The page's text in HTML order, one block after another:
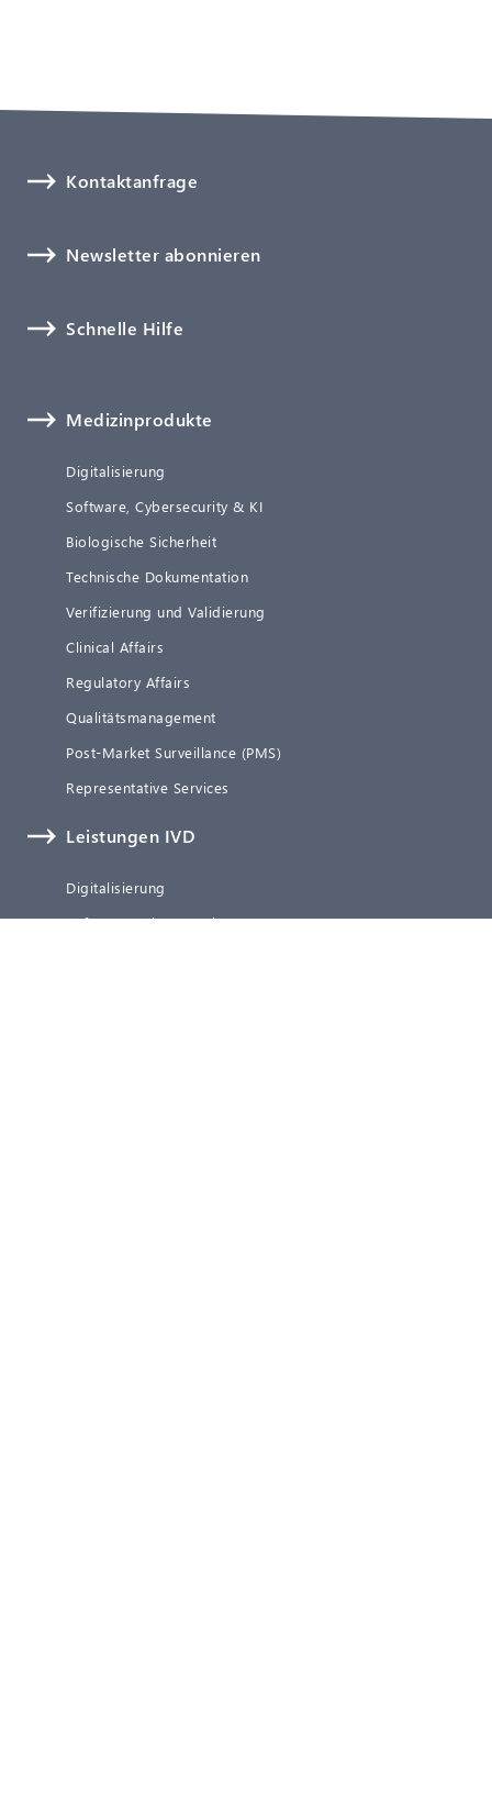
Kontaktanfrage
Newsletter abonnieren
Schnelle Hilfe
Medizinprodukte
Digitalisierung
Software, Cybersecurity & KI
Biologische Sicherheit
Technische Dokumentation
Verifizierung und Validierung
Clinical Affairs
Regulatory Affairs
Qualitätsmanagement
Post-Market Surveillance (PMS)
Representative Services
Leistungen IVD
Digitalisierung
Software, Cybersecurity & KI